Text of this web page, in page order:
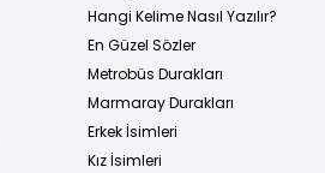
Hangi Kelime Nasıl Yazılır?
En Güzel Sözler
Metrobüs Durakları
Marmaray Durakları
Erkek İsimleri
Kız İsimleri